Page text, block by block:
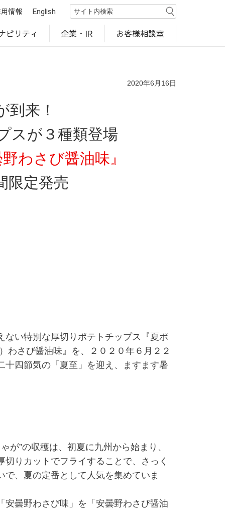
情報 English
ビリティ 企業・IR お客様相談室
2020年6月16日
来！
スが３種類登場
わさび醤油味』
限定発売
い特別な厚切りポテトチップス『夏ポ
わさび醤油味』を、２０２０年６月２２
十四節気の「夏至」を迎え、ますます暑
が”の収穫は、初夏に九州から始まり、
りカットでフライすることで、さっく
、夏の定番として人気を集めていま
曇野わさび味」を「安曇野わさび醤油